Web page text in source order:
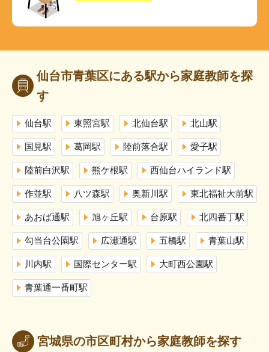
仙台市青葉区にある駅から家庭教師を探
す
仙台駅 東照宮駅 北仙台駅 北山駅
国見駅 葛岡駅 陸前落合駅 愛子駅
陸前白沢駅 熊ケ根駅 西仙台ハイランド駅
作並駅 八ツ森駅 奥新川駅 東北福祉大前駅
あおば通駅 旭ヶ丘駅 台原駅 北四番丁駅
勾当台公園駅 広瀬通駅 五橋駅 青葉山駅
川内駅 国際センター駅 大町西公園駅
青葉通一番町駅
宮城県の市区町村から家庭教師を探す